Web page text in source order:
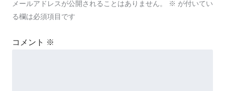
メールアドレスが公開されることはありません。 ※ が付いてい
る欄は必須項目です
コメント ※